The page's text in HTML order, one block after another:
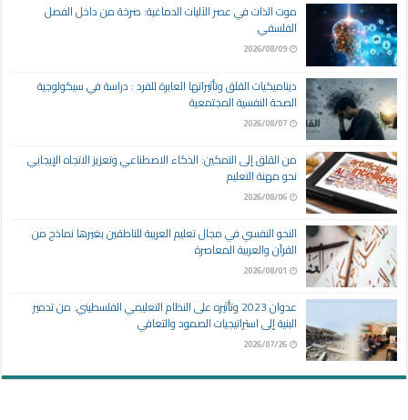
موت الذات في عصر الآليات الدماغية: صرخة من داخل الفصل
الفلسفي
2026/08/09
ديناميكيات القلق وتأثيراتها العابرة للفرد : دراسة في سيكولوجية
الصحة النفسية المجتمعية
2026/08/07
من القلق إلى التمكين: الذكاء الاصطناعي وتعزيز الاتجاه الإيجابي
نحو مهنة التعليم
2026/08/06
النحو النفسي في مجال تعليم العربية للناطقين بغيرها نماذج من
القرآن والعربية المعاصرة
2026/08/01
عدوان 2023 وتأثيره على النظام التعليمي الفلسطيني: من تدمير
البنية إلى استراتيجيات الصمود والتعافي
2026/07/26